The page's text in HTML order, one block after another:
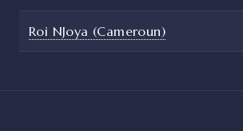
Roi NJoya (Cameroun)